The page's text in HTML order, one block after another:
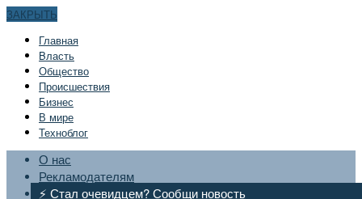
ЗАКРЫТЬ
Главная
Bласть
Общество
Происшествия
Бизнес
В мире
Техноблог
О нас
Рекламодателям
⚡ Стал очевидцем? Сообщи новость